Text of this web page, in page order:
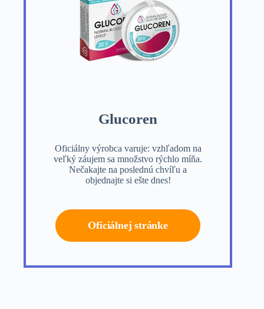
Glucoren
Oficiálny výrobca varuje: vzhľadom na
veľký záujem sa množstvo rýchlo míňa.
Nečakajte na poslednú chvíľu a
objednajte si ešte dnes!
Oficiálnej stránke